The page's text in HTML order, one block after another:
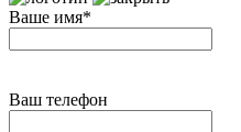
Ваше имя*
Ваш телефон